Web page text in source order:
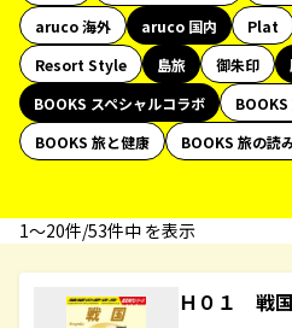
aruco 海外
aruco 国内 Plat
Resort Style
島旅 御朱印
BOOKS スペシャルコラボ
BOOKS
BOOKS 旅と健康
BOOKS 旅の読
1〜20件/53件中 を表示
Ｈ０１ 戦国